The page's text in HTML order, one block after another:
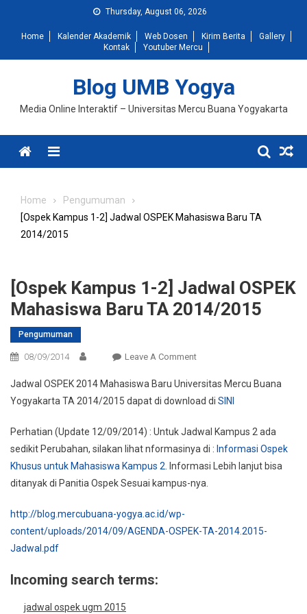
content
Thursday, August 06, 2026
Home Kalender Akademik Web Dosen Kirim Berita
Gallery
Kontak
Youtuber Mercu
Blog UMB Yogya
Media Online Interaktif – Universitas Mercu Buana Yogyakarta
Menu
Home
Pengumuman
[Ospek Kampus 1-2] Jadwal OSPEK Mahasiswa Baru TA
2014/2015
[Ospek Kampus 1-2] Jadwal OSPEK
Mahasiswa Baru TA 2014/2015
Pengumuman
08/09/2014 Leave A CommentOn
Kampus
1-
Jadwal
OSPEK
Mahasiswa
Baru
Jadwal OSPEK 2014 Mahasiswa Baru Universitas Mercu Buana
Yogyakarta TA 2014/2015 dapat di download di SINI
Perhatian (Update 12/09/2014) : Untuk Jadwal Kampus 2 ada
sedikit Perubahan, silakan lihat nformasinya di : Informasi Ospek
Khusus untuk Mahasiswa Kampus 2 . Informasi Lebih lanjut bisa
ditanyak di Panitia Ospek Sesuai kampus-nya.
http://blog.mercubuana-yogya.ac.id/wp-
content/uploads/2014/09/AGENDA-OSPEK-TA-2014.2015-
Jadwal.pdf
Incoming search terms:
jadwal ospek ugm 2015